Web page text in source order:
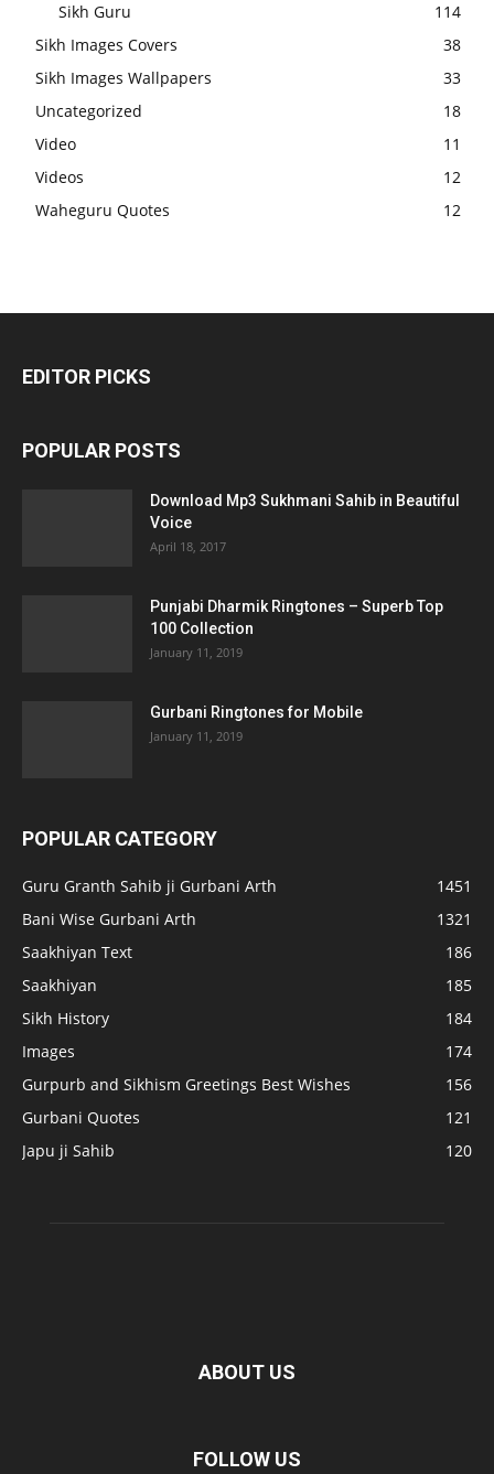
Sikh Guru
114
Sikh Images Covers
38
Sikh Images Wallpapers
33
Uncategorized
18
Video
11
Videos
12
Waheguru Quotes
12
EDITOR PICKS
POPULAR POSTS
Download Mp3 Sukhmani Sahib in Beautiful
Voice
April 18, 2017
Punjabi Dharmik Ringtones – Superb Top
100 Collection
January 11, 2019
Gurbani Ringtones for Mobile
January 11, 2019
POPULAR CATEGORY
Guru Granth Sahib ji Gurbani Arth
1451
Bani Wise Gurbani Arth
1321
Saakhiyan Text
186
Saakhiyan
185
Sikh History
184
Images
174
Gurpurb and Sikhism Greetings Best Wishes
156
Gurbani Quotes
121
Japu ji Sahib
120
ABOUT US
FOLLOW US